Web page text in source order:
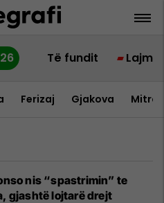
Të fundit Lajme
Ferizaj Gjakova
nis “spastrimin” te
gjashtë lojtarë drejt